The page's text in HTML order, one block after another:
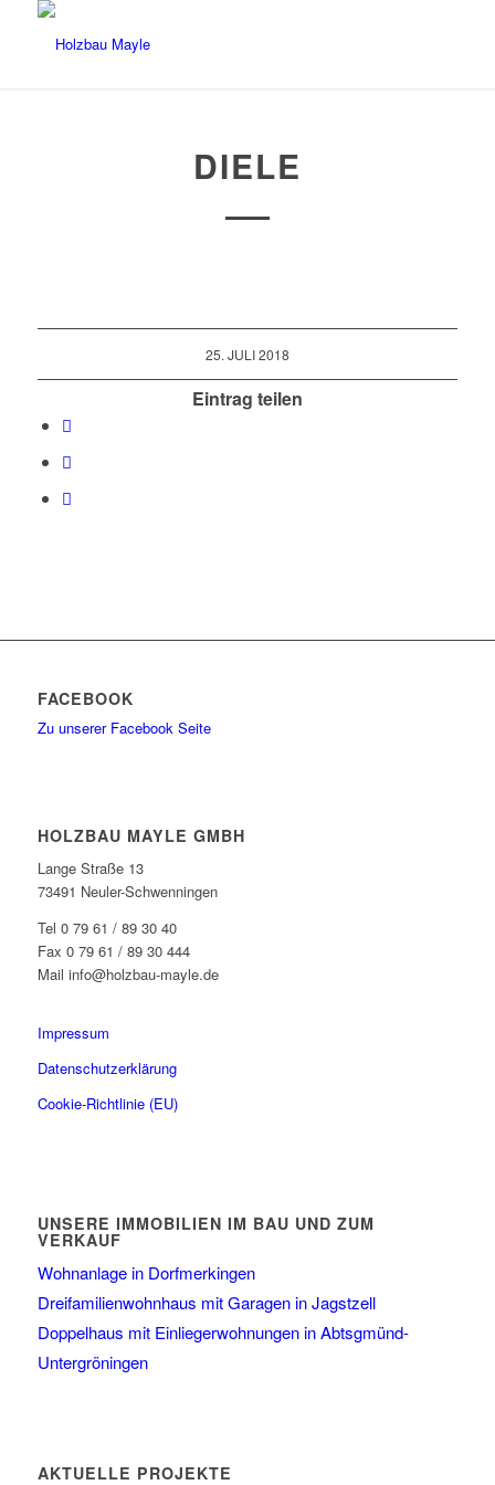
DIELE
25. JULI 2018
Eintrag teilen
FACEBOOK
Zu unserer Facebook Seite
HOLZBAU MAYLE GMBH
Lange Straße 13
73491 Neuler-Schwenningen
Tel 0 79 61 / 89 30 40
Fax 0 79 61 / 89 30 444
Mail info@holzbau-mayle.de
Impressum
Datenschutzerklärung
Cookie-Richtlinie (EU)
UNSERE IMMOBILIEN IM BAU UND ZUM
VERKAUF
Wohnanlage in Dorfmerkingen
Dreifamilienwohnhaus mit Garagen in Jagstzell
Doppelhaus mit Einliegerwohnungen in Abtsgmünd-
Untergröningen
AKTUELLE PROJEKTE